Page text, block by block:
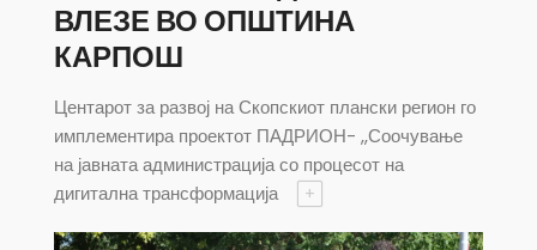
ВЛЕЗЕ ВО ОПШТИНА
КАРПОШ
Центарот за развој на Скопскиот плански регион го
имплементира проектот ПАДРИОН- ,,Соочување
на јавната администрација со процесот на
дигитална трансформација
+